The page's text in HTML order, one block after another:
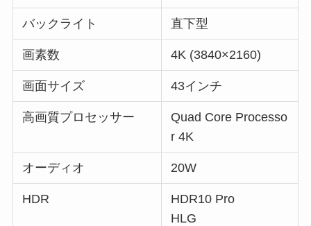
バックライト 直下型
画素数 4K (3840×2160)
画面サイズ 43インチ
高画質プロセッサー
Quad Core Processo
r 4K
オーディオ 20W
HDR
HDR10 Pro
HLG